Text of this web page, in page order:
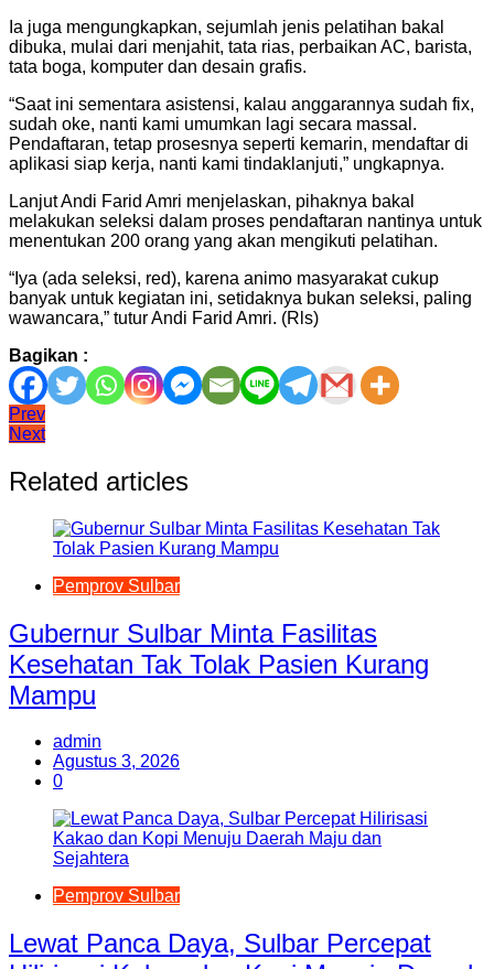
Ia juga mengungkapkan, sejumlah jenis pelatihan bakal
dibuka, mulai dari menjahit, tata rias, perbaikan AC, barista,
tata boga, komputer dan desain grafis.
“Saat ini sementara asistensi, kalau anggarannya sudah fix,
sudah oke, nanti kami umumkan lagi secara massal.
Pendaftaran, tetap prosesnya seperti kemarin, mendaftar di
aplikasi siap kerja, nanti kami tindaklanjuti,” ungkapnya.
Lanjut Andi Farid Amri menjelaskan, pihaknya bakal
melakukan seleksi dalam proses pendaftaran nantinya untuk
menentukan 200 orang yang akan mengikuti pelatihan.
“Iya (ada seleksi, red), karena animo masyarakat cukup
banyak untuk kegiatan ini, setidaknya bukan seleksi, paling
wawancara,” tutur Andi Farid Amri. (Rls)
Bagikan :
Navigasi
pos
Prev
Next
Related articles
Pemprov Sulbar
Gubernur Sulbar Minta Fasilitas
Kesehatan Tak Tolak Pasien Kurang
Mampu
admin
Agustus 3, 2026
0
Pemprov Sulbar
Lewat Panca Daya, Sulbar Percepat